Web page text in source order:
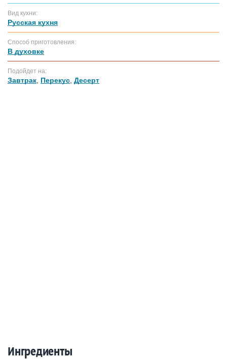
Вид кухни:
Русская кухня
Способ приготовления:
В духовке
Подойдет на:
Завтрак Перекус Десерт
Ингредиенты